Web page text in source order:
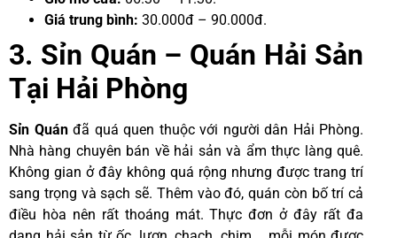
Giá trung bình: 30.000đ – 90.000đ.
3. Sỉn Quán – Quán Hải Sản
Tại Hải Phòng
Sỉn Quánđã quá quen thuộc với người dân Hải Phòng.
Nhà hàng chuyên bán về hải sản và ẩm thực làng quê.
Không gian ở đây không quá rộng nhưng được trang trí
sang trọng và sạch sẽ. Thêm vào đó, quán còn bố trí cả
điều hòa nên rất thoáng mát. Thực đơn ở đây rất đa